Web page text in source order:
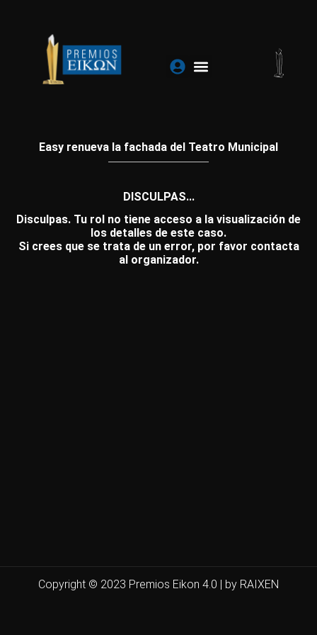
contenido
Easy renueva la fachada del Teatro Municipal
DISCULPAS...
Disculpas. Tu rol no tiene acceso a la visualización de
los detalles de este caso.
Si crees que se trata de un error, por favor contacta
al organizador.
Copyright © 2023 Premios Eikon 4.0 | by RAIXEN